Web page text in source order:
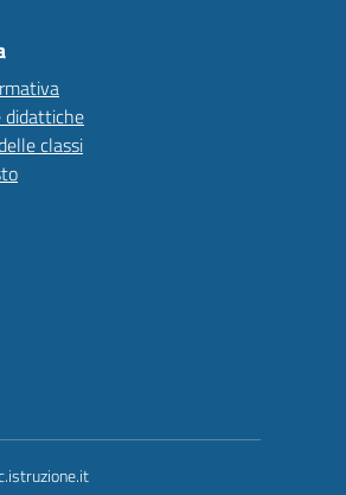
didattiche
classi